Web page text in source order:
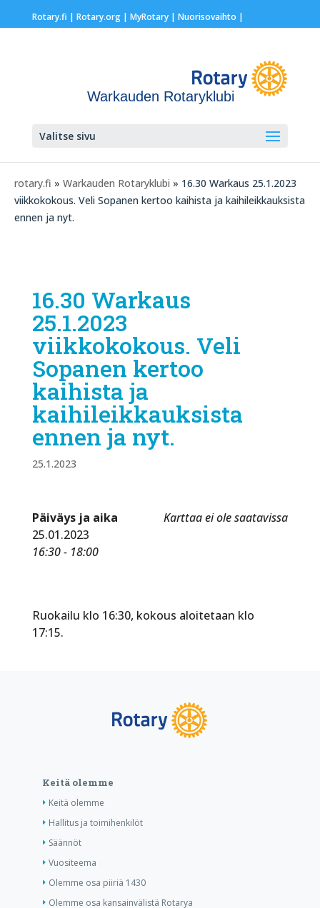
Rotary.fi | Rotary.org| MyRotary | Nuorisovaihto |
Warkauden Rotaryklubi
Valitse sivu
rotary.fi » Warkauden Rotaryklubi » 16.30 Warkaus 25.1.2023
viikkokokous. Veli Sopanen kertoo kaihista ja kaihileikkauksista
ennen ja nyt.
16.30 Warkaus
25.1.2023
viikkokokous. Veli
Sopanen kertoo
kaihista ja
kaihileikkauksista
ennen ja nyt.
25.1.2023
Karttaa ei ole saatavissa
Päiväys ja aika
25.01.2023
16:30 - 18:00
Ruokailu klo 16:30, kokous aloitetaan klo
17:15.
Keitä olemme
Keitä olemme
Hallitus ja toimihenkilöt
Säännöt
Vuositeema
Olemme osa piiriä 1430
Olemme osa kansainvälistä Rotarya